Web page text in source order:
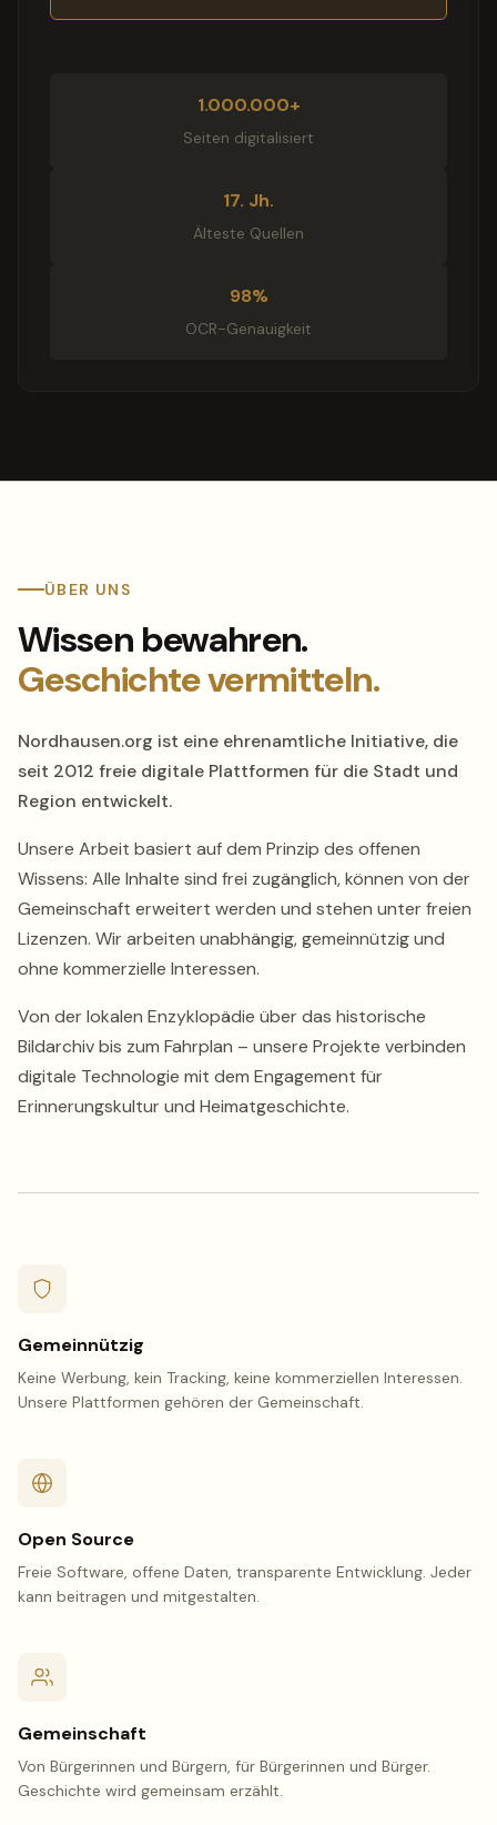
1.000.000+
Seiten digitalisiert
17. Jh.
Älteste Quellen
98%
OCR-Genauigkeit
ÜBER UNS
Wissen bewahren.
Geschichte vermitteln.
Nordhausen.org ist eine ehrenamtliche Initiative, die
seit 2012 freie digitale Plattformen für die Stadt und
Region entwickelt.
Unsere Arbeit basiert auf dem Prinzip des offenen
Wissens: Alle Inhalte sind frei zugänglich, können von der
Gemeinschaft erweitert werden und stehen unter freien
Lizenzen. Wir arbeiten unabhängig, gemeinnützig und
ohne kommerzielle Interessen.
Von der lokalen Enzyklopädie über das historische
Bildarchiv bis zum Fahrplan – unsere Projekte verbinden
digitale Technologie mit dem Engagement für
Erinnerungskultur und Heimatgeschichte.
Gemeinnützig
Keine Werbung, kein Tracking, keine kommerziellen Interessen.
Unsere Plattformen gehören der Gemeinschaft.
Open Source
Freie Software, offene Daten, transparente Entwicklung. Jeder
kann beitragen und mitgestalten.
Gemeinschaft
Von Bürgerinnen und Bürgern, für Bürgerinnen und Bürger.
Geschichte wird gemeinsam erzählt.